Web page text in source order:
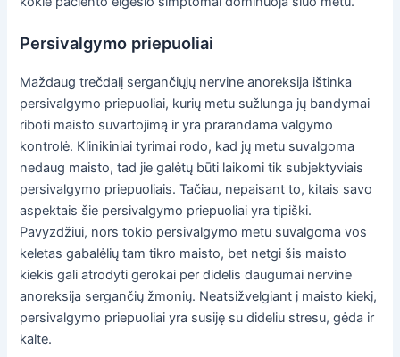
Persivalgymo priepuoliai
Maždaug trečdalį sergančiųjų nervine anoreksija ištinka
persivalgymo priepuoliai, kurių metu sužlunga jų bandymai
riboti maisto suvartojimą ir yra prarandama valgymo
kontrolė. Klinikiniai tyrimai rodo, kad jų metu suvalgoma
nedaug maisto, tad jie galėtų būti laikomi tik subjektyviais
persivalgymo priepuoliais. Tačiau, nepaisant to, kitais savo
aspektais šie persivalgymo priepuoliai yra tipiški.
Pavyzdžiui, nors tokio persivalgymo metu suvalgoma vos
keletas gabalėlių tam tikro maisto, bet netgi šis maisto
kiekis gali atrodyti gerokai per didelis daugumai nervine
anoreksija sergančių žmonių. Neatsižvelgiant į maisto kiekį,
persivalgymo priepuoliai yra susiję su dideliu stresu, gėda ir
kalte.